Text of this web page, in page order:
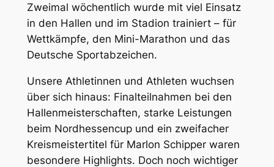
Zweimal wöchentlich wurde mit viel Einsatz
in den Hallen und im Stadion trainiert – für
Wettkämpfe, den Mini-Marathon und das
Deutsche Sportabzeichen.
Unsere Athletinnen und Athleten wuchsen
über sich hinaus: Finalteilnahmen bei den
Hallenmeisterschaften, starke Leistungen
beim Nordhessencup und ein zweifacher
Kreismeistertitel für Marlon Schipper waren
besondere Highlights. Doch noch wichtiger